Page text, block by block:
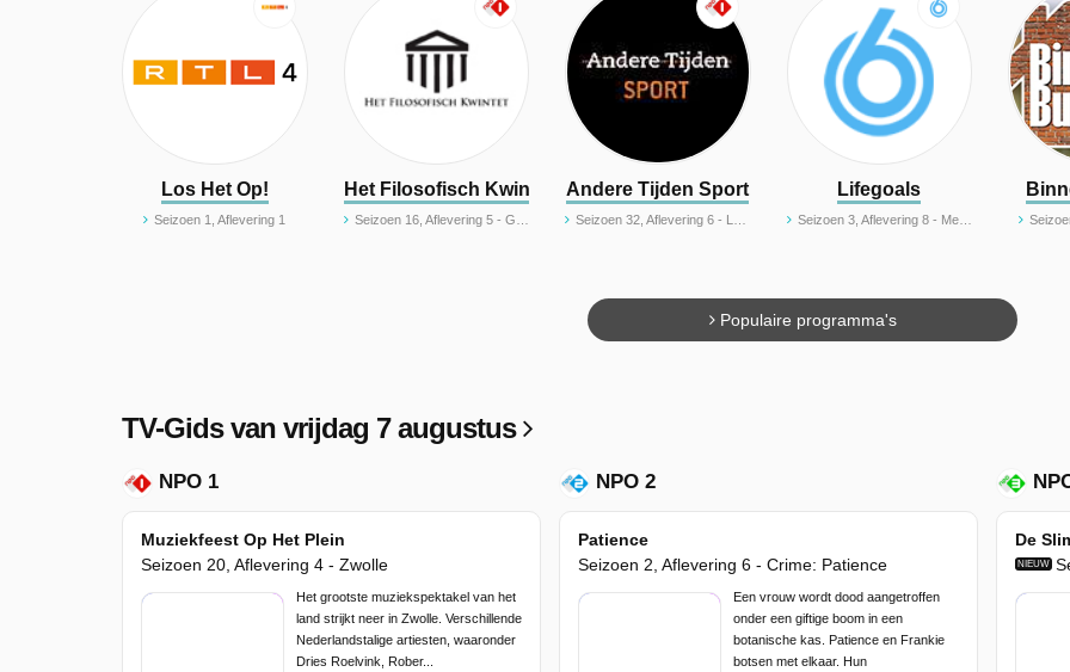
Los Het Op!
Seizoen 1, Aflevering 1
Het Filosofisch Kwintet
Seizoen 16, Aflevering 5 - Geloof en ongeloof
Andere Tijden Sport
Seizoen 32, Aflevering 6 - Leontien van Moorsel en Jeannie Longo: De strijd gestaakt
Lifegoals
Seizoen 3, Aflevering 8 - Meer vertrouwen in Feyenoord na ontslag van Persie: 'Waardeloze trainer!'
Populaire programma's
TV-Gids van vrijdag 7 augustus
NPO 1
Muziekfeest Op Het Plein
Seizoen 20, Aflevering 4 - Zwolle
Het grootste muziekspektakel van het
land strijkt neer in Zwolle. Verschillende
Nederlandstalige artiesten, waaronder
Dries Roelvink, Rober...
NPO 2
Patience
Seizoen 2, Aflevering 6 - Crime: Patience
Een vrouw wordt dood aangetroffen
onder een giftige boom in een
botanische kas. Patience en Frankie
botsen met elkaar. Hun
De
NIEUW